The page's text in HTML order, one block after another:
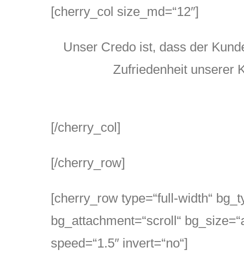
[cherry_col size_md=“12″]
Unser Credo ist, dass der
Zufriedenheit unserer
[/cherry_col]
[/cherry_row]
[cherry_row type=“full-width“
bg_attachment=“scroll“
speed=“1.5″ invert=“no“]